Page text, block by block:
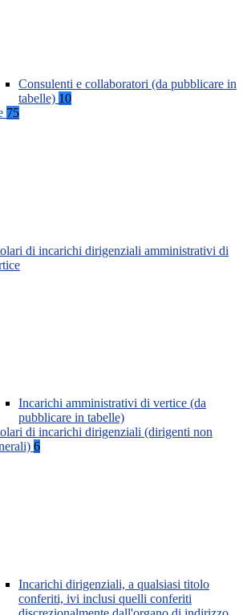
Consulenti e collaboratori (da pubblicare in
tabelle) 10
75
di incarichi dirigenziali amministrativi di
Incarichi amministrativi di vertice (da
pubblicare in tabelle)
di incarichi dirigenziali (dirigenti non
6
Incarichi dirigenziali, a qualsiasi titolo
conferiti, ivi inclusi quelli conferiti